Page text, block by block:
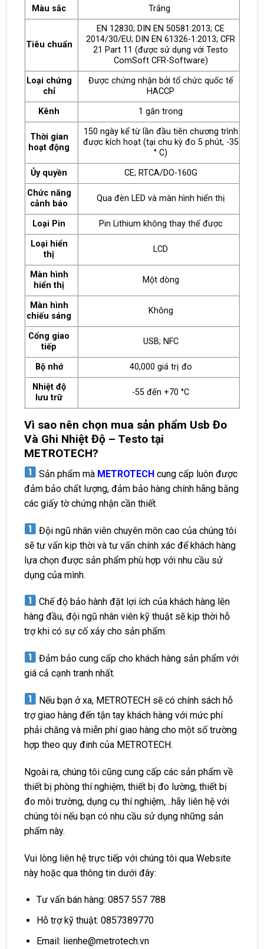
Màu sắc Trắng
Tiêu chuẩn
EN 12830; DIN EN 50581:2013; CE
2014/30/EU; DIN EN 61326-1:2013; CFR
21 Part 11 (được sử dụng với Testo
ComSoft CFR-Software)
Loại chứng
chỉ
Được chứng nhận bởi tổ chức quốc tế
HACCP
Kênh
1 gắn trong
Thời gian
hoạt động
150 ngày kể từ lần đầu tiên chương trình
được kích hoạt (tại chu kỳ đo 5 phút, -35
° C)
Ủy quyền
CE; RTCA/DO-160G
Chức năng
cảnh báo
Qua đèn LED và màn hình hiển thị
Loại Pin
Pin Lithium không thay thế được
Loại hiển
thị
LCD
Màn hình
hiển thị
Một dòng
Màn hình
chiếu sáng
Không
Cổng giao
tiếp
USB; NFC
Bộ nhớ
40,000 giá trị đo
Nhiệt độ
lưu trữ
-55 đến +70 °C
Vì sao nên chọn mua sản phẩm Usb Đo
Và Ghi Nhiệt Độ – Testo tại
METROTECH?
Sản phẩm mà METROTECH cung cấp luôn được
đảm bảo chất lượng, đảm bảo hàng chính hãng bằng
các giấy tờ chứng nhận cần thiết.
Đội ngũ nhân viên chuyên môn cao của chúng tôi
sẽ tư vấn kịp thời và tư vấn chính xác để khách hàng
lựa chọn được sản phẩm phù hợp với nhu cầu sử
dụng của mình.
Chế độ bảo hành đặt lợi ích của khách hàng lên
hàng đầu, đội ngũ nhân viên kỹ thuật sẽ kịp thời hỗ
trợ khi có sự cố xảy cho sản phẩm.
Đảm bảo cung cấp cho khách hàng sản phẩm với
giá cả cạnh tranh nhất.
Nếu bạn ở xa, METROTECH sẽ có chính sách hỗ
trợ giao hàng đến tận tay khách hàng với mức phí
phải chăng và miễn phí giao hàng cho một số trường
hợp theo quy đinh của METROTECH.
Ngoài ra, chúng tôi cũng cung cấp các sản phẩm về
thiết bị phòng thí nghiệm, thiết bị đo lường, thiết bị
đo môi trường, dụng cụ thí nghiệm,…hãy liên hệ với
chúng tôi nếu bạn có nhu cầu sử dụng những sản
phẩm này.
Vui lòng liên hệ trực tiếp với chúng tôi qua Website
này hoặc qua thông tin dưới đây:
Tư vấn bán hàng: 0857 557 788
Hỗ trợ kỹ thuật: 0857389770
Email: lienhe@metrotech.vn